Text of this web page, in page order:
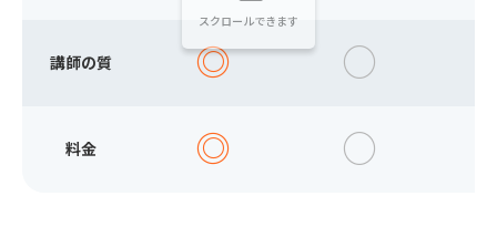
講師の質 ◎ ○
料金 ◎ ○
スクロールできます